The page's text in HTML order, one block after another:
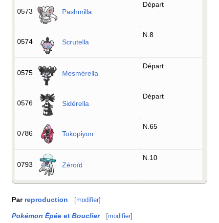
0573 Pashmilla
Départ
0574 Scrutella
N.8
0575 Mesmérella
Départ
0576 Sidérella
Départ
0786 Tokopiyon
N.65
0793 Zéroïd
N.10
Par reproduction [modifier]
Pokémon Épée et Bouclier [modifier]